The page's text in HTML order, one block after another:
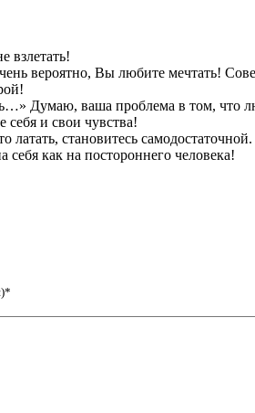
взлетать!
вероятно, Вы любите мечтать!
Думаю, ваша проблема в том, что
себя и свои чувства!
латать, становитесь
себя как на постороннего человека!